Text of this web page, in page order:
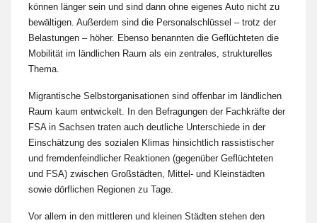
können länger sein und sind dann ohne eigenes Auto nicht zu
bewältigen. Außerdem sind die Personalschlüssel – trotz der
Belastungen – höher. Ebenso benannten die Geflüchteten die
Mobilität im ländlichen Raum als ein zentrales, strukturelles
Thema.
Migrantische Selbstorganisationen sind offenbar im ländlichen
Raum kaum entwickelt. In den Befragungen der Fachkräfte der
FSA in Sachsen traten auch deutliche Unterschiede in der
Einschätzung des sozialen Klimas hinsichtlich rassistischer
und fremdenfeindlicher Reaktionen (gegenüber Geflüchteten
und FSA) zwischen Großstädten, Mittel- und Kleinstädten
sowie dörflichen Regionen zu Tage.
Vor allem in den mittleren und kleinen Städten stehen den